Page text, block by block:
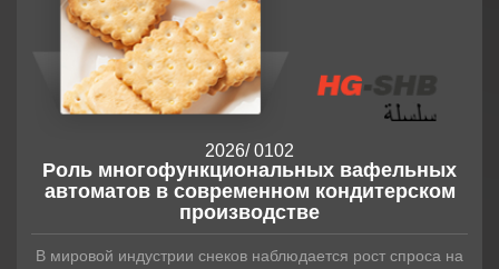
02
/ 01
2026
Роль многофункциональных вафельных
автоматов в современном кондитерском
производстве
В мировой индустрии снеков наблюдается рост спроса на